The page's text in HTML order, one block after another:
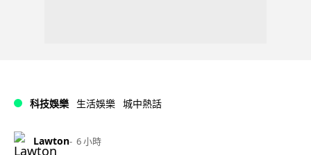
科技娛樂 生活娛樂 城中熱話
Lawton 6 小時